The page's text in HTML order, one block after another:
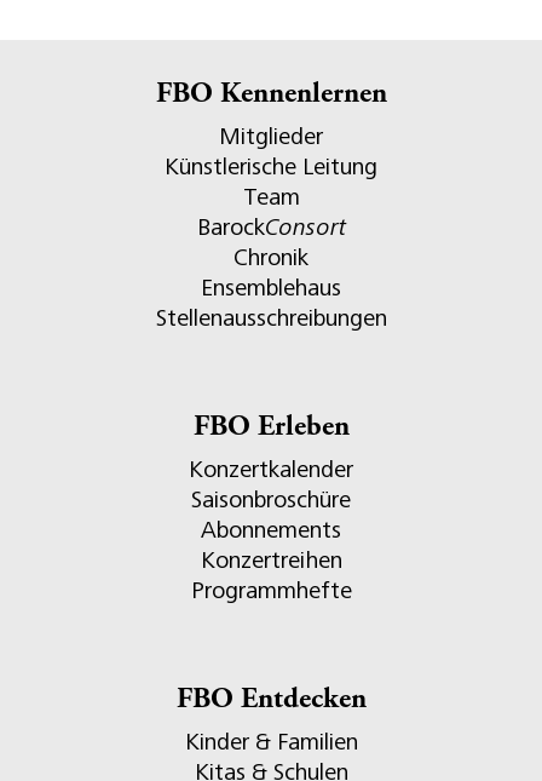
FBO Kennenlernen
Mitglieder
Künstlerische Leitung
Team
BarockConsort
Chronik
Ensemblehaus
Stellenausschreibungen
FBO Erleben
Konzertkalender
Saisonbroschüre
Abonnements
Konzertreihen
Programmhefte
FBO Entdecken
Kinder & Familien
Kitas & Schulen